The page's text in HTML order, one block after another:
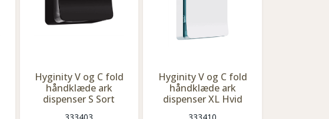
Hyginity V og C fold
håndklæde ark
dispenser S Sort
Hyginity V og C fold
håndklæde ark
dispenser XL Hvid